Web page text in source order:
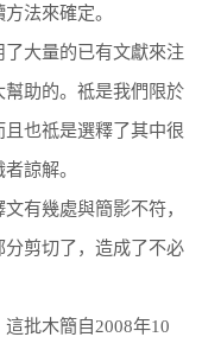
法來確定。
大量的已有文獻來注
助的。祗是我們限於
也祗是選釋了其中很
諒解。
有幾處與簡影不符，
剪切了，造成了不必
批木簡自2008年10